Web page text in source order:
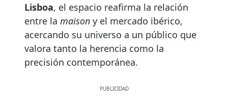
Lisboa, el espacio reafirma la relación
entre la maison y el mercado ibérico,
acercando su universo a un público que
valora tanto la herencia como la
precisión contemporánea.